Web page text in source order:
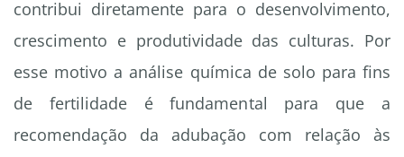
contribui diretamente para o desenvolvimento,
crescimento e produtividade das culturas. Por
esse motivo a análise química de solo para fins
de fertilidade é fundamental para que a
recomendação da adubação com relação às